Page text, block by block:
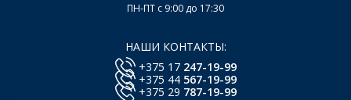
ПН-ПТ с 9:00 до 17:30
НАШИ КОНТАКТЫ:
+375 17 247-19-99
+375 44 567-19-99
+375 29 787-19-99